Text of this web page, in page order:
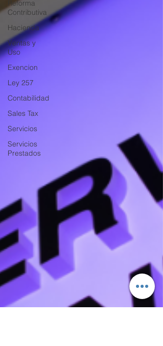
Reforma
Contributiva
Hacienda
Ventas y
Uso
Exencion
Ley 257
Contabilidad
Sales Tax
Servicios
Servicios
Prestados